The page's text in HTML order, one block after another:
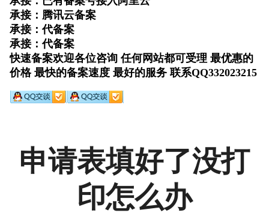
申请表填好了没打
印怎么办